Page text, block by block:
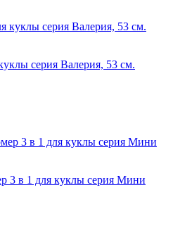
серия Валерия, 53 см.
3 в 1 для куклы серия Мини